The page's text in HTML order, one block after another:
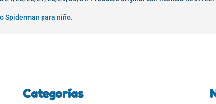
Spiderman para niño.
Categorías